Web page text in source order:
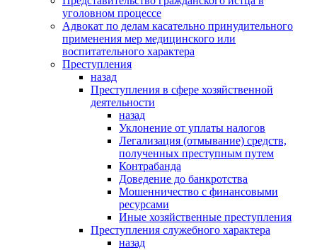
уголовном процессе
Адвокат по делам касательно принудительного
применения мер медицинского или
воспитательного характера
Преступления
назад
Преступления в сфере хозяйственной
деятельности
назад
Уклонение от уплаты налогов
Легализация (отмывание) средств,
полученных преступным путем
Контрабанда
Доведение до банкротства
Мошенничество с финансовыми
ресурсами
Иные хозяйственные преступления
Преступления служебного характера
назад